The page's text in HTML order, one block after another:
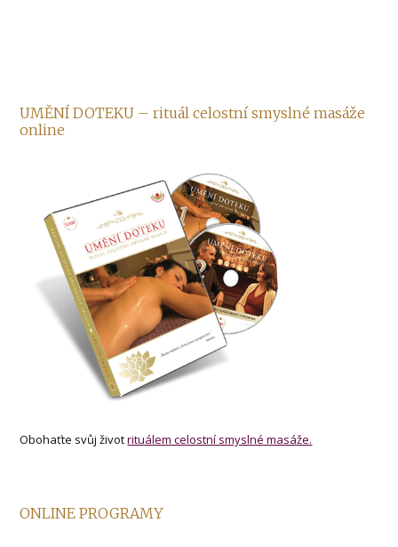
UMĚNÍ DOTEKU – rituál celostní smyslné masáže
online
Obohaťte svůj životrituálem celostní smyslné masáže.
ONLINE PROGRAMY